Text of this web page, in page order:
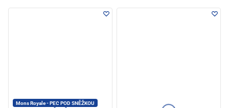
Mons Royale - PEC POD SNĚŽKOU